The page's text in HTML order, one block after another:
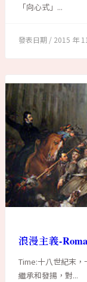
「向心式」...
2015 年
浪漫主義-
Time:十八世紀末
繼承和發揚，對...